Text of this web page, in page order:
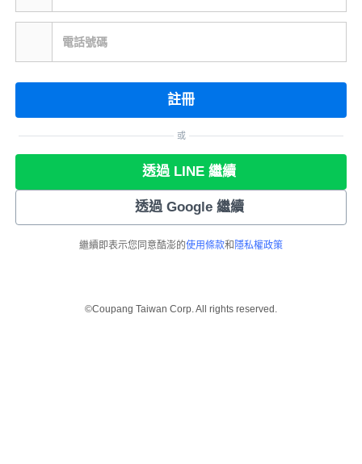
電話號碼
註冊
或
透過 LINE 繼續
透過 Google 繼續
繼續即表示您同意酷澎的使用條款和 隱私權政策
©Coupang Taiwan Corp. All rights reserved.